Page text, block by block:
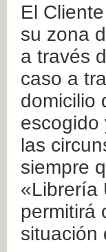
El
su zona
a través
caso a
domicilio
escogido
las
siempre
«Librería
permitirá
situación